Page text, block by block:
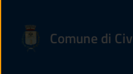
Comune di